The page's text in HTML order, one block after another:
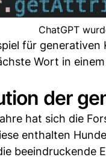
ChatGPT
für
Wort in
der
hat sich die
enthalten
beeindruckende